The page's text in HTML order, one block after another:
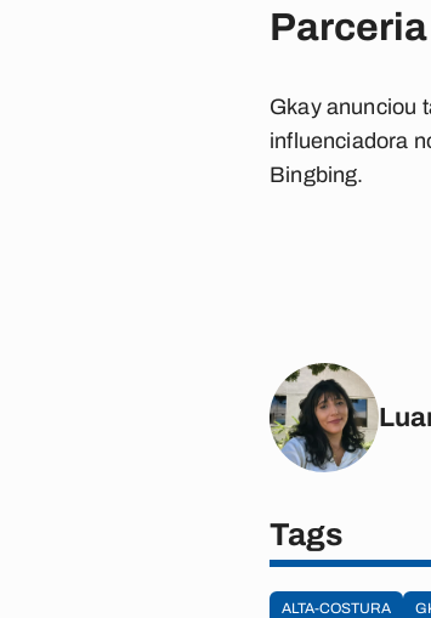
Gkay anunciou
influenciadora
Bingbing.
Tags
ALTA-COSTURA